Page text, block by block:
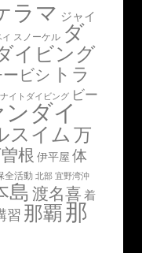
ラマ ジャイ
イ スノーケル ダ
イビング
ービシ トラ
ナイトダイビング ビー
ンダイ
スイム 万
根 伊平屋 体
全活動 北部 宜野湾沖
島 渡名喜 着
習 那覇 那